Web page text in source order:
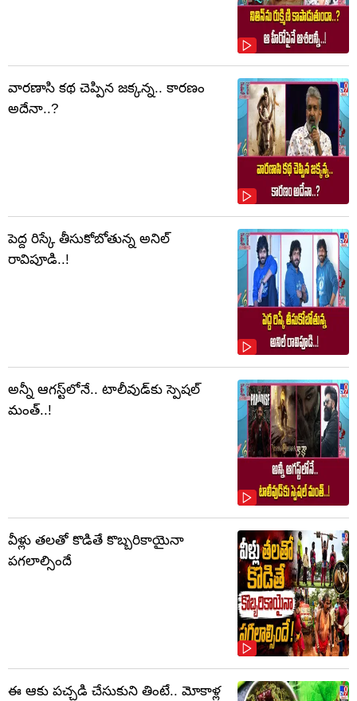
వారణాసి కథ చెప్పిన జక్కన్న.. కారణం
అదేనా..?
పెద్ద రిస్కే తీసుకోబోతున్న అనిల్
రావిపూడి..!
అన్నీ ఆగస్ట్‌లోనే.. టాలీవుడ్‌కు స్పెషల్
మంత్..!
వీళ్లు తలతో కొడితే కొబ్బరికాయైనా
పగలాల్సిందే
ఈ ఆకు పచ్చడి చేసుకుని తింటే.. మోకాళ్ల